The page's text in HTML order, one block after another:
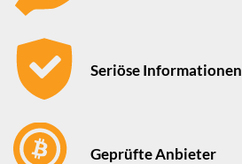
Seriöse Informationen
Geprüfte Anbieter